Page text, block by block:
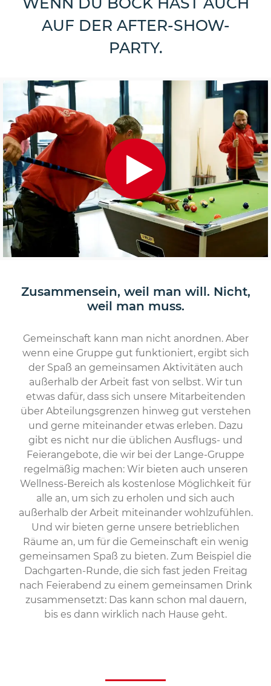
AUF DER AFTER-SHOW-
PARTY.
Zusammensein, weil man will. Nicht,
weil man muss.
Gemeinschaft kann man nicht anordnen. Aber
wenn eine Gruppe gut funktioniert, ergibt sich
der Spaß an gemeinsamen Aktivitäten auch
außerhalb der Arbeit fast von selbst. Wir tun
etwas dafür, dass sich unsere Mitarbeitenden
über Abteilungsgrenzen hinweg gut verstehen
und gerne miteinander etwas erleben. Dazu
gibt es nicht nur die üblichen Ausflugs- und
Feierangebote, die wir bei der Lange-Gruppe
regelmäßig machen: Wir bieten auch unseren
Wellness-Bereich als kostenlose Möglichkeit für
alle an, um sich zu erholen und sich auch
außerhalb der Arbeit miteinander wohlzufühlen.
Und wir bieten gerne unsere betrieblichen
Räume an, um für die Gemeinschaft ein wenig
gemeinsamen Spaß zu bieten. Zum Beispiel die
Dachgarten-Runde, die sich fast jeden Freitag
nach Feierabend zu einem gemeinsamen Drink
zusammensetzt: Das kann schon mal dauern,
bis es dann wirklich nach Hause geht.